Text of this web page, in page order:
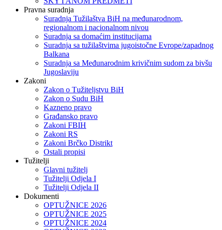
Pravna suradnja
Suradnja Tužilaštva BiH na međunarodnom,
regionalnom i nacionalnom nivou
Suradnja sa domaćim institucijama
Suradnja sa tužilaštvima jugoistočne Evrope/zapadnog
Balkana
Suradnja sa Međunarodnim krivičnim sudom za bivšu
Jugoslaviju
Zakoni
Zakon o Тužiteljstvu BiH
Zakon o Sudu BiH
Kazneno pravo
Građansko pravo
Zakoni FBIH
Zakoni RS
Zakoni Brčko Distrikt
Ostali propisi
Tužitelji
Glavni tužitelj
Tužitelji Odjela I
Tužitelji Odjela II
Dokumenti
OPTUŽNICE 2026
OPTUŽNICE 2025
OPTUŽNICE 2024